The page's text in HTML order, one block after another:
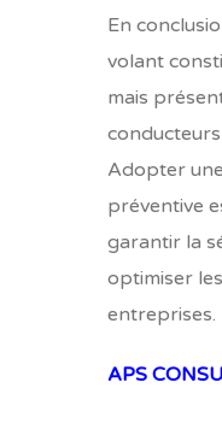
En
volant
mais
Adopter
préventive
garantir la
optimiser
entreprises.
APS